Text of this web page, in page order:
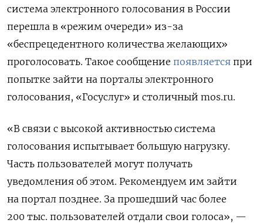
система электронного голосования в России
перешла в «режим очереди» из-за
«беспрецедентного количества желающих»
проголосовать. Такое сообщение появляется при
попытке зайти на порталы электронного
голосования, «Госуслуг» и столичный mos.ru.
«В связи с высокой активностью система
голосования испытывает большую нагрузку.
Часть пользователей могут получать
уведомления об этом. Рекомендуем им зайти
на портал позднее. За прошедший час более
200 тыс. пользователей отдали свои голоса», —